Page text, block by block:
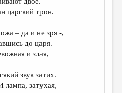
царский трон.
– да и не зря -,
до царя.
и злая,
звук затих.
лампа, затухая,